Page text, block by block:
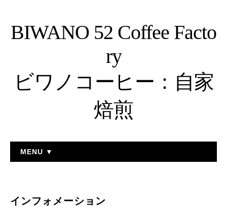
BIWANO 52 Coffee Facto
ry
ビワノコーヒー：自家
焙煎
MENU ▼
インフォメーション